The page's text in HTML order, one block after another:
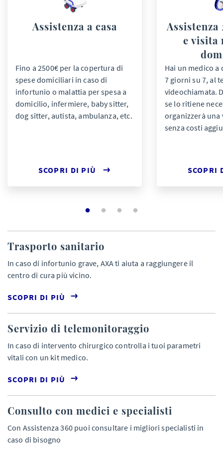
Assistenza a casa
Fino a 2500€ per la copertura di
spese domiciliari in caso di
infortunio o malattia per spesa a
domicilio, infermiere, baby sitter,
dog sitter, autista, ambulanza, etc.
SCOPRI DI PIÙ
Assistenza
e visita
Hai un medico a
7 giorni su 7, al
videochiamata.
se lo ritiene
organizzerà
senza costi
SCOPRI
Trasporto sanitario
In caso di infortunio grave, AXA ti aiuta a raggiungere il
centro di cura più vicino.
SCOPRI DI PIÙ
Servizio di telemonitoraggio
In caso di intervento chirurgico controlla i tuoi parametri
vitali con un kit medico.
SCOPRI DI PIÙ
Consulto con medici e specialisti
Con Assistenza 360 puoi consultare i migliori specialisti in
caso di bisogno